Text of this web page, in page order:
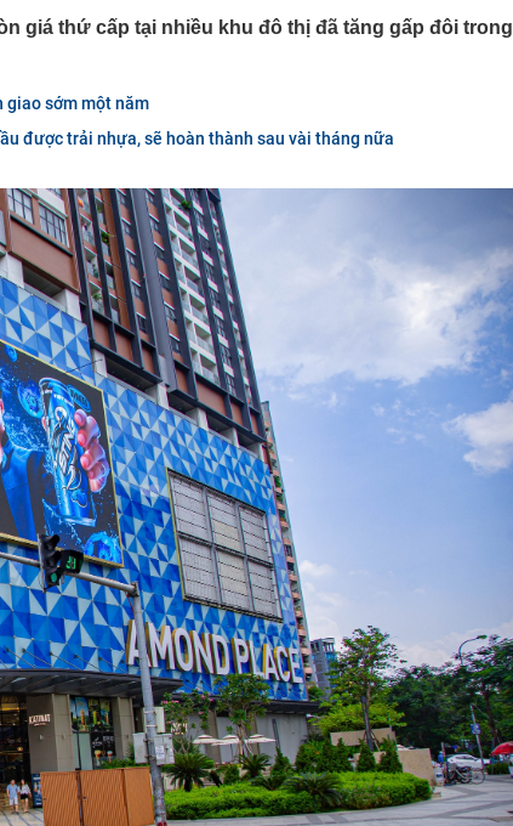
và
chọn
tỉnh
một
băng
giá thứ cấp tại nhiều khu đô thị đã tăng gấp đôi trong
giao sớm một năm
được trải nhựa, sẽ hoàn thành sau vài tháng nữa